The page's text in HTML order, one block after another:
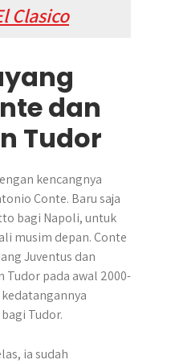
Clasico
dan
Tudor
kencangnya
Conte. Baru saja
bagi Napoli, untuk
musim depan. Conte
Juventus dan
Tudor pada awal 2000-
Tudor.
ia sudah